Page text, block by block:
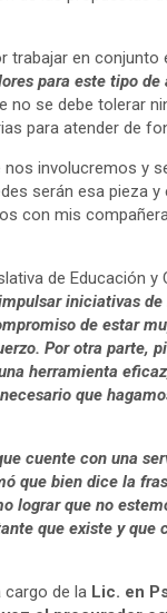
trabajar en conjunto
para este tipo
no se debe tolerar
para atender de
nos involucremos y
serán esa pieza
con mis
de Educación y
iniciativas
de estar
Por otra parte,
herramienta
que
cuente con una
que bien dice la
lograr que no
que existe y que
cargo de la Lic. en